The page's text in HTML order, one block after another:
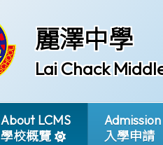
麗澤中學
Lai Chack
About LCMS
學校概覽
Admission
入學申請